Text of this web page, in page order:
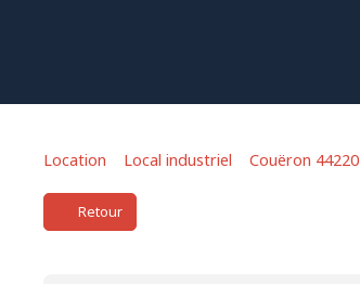
Location Local industriel Couëron 44220
Retour